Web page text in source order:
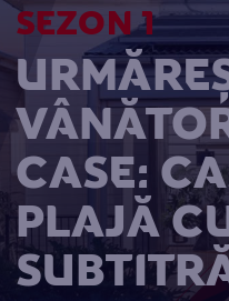
SEZON 1
CASE:
PLAJĂ